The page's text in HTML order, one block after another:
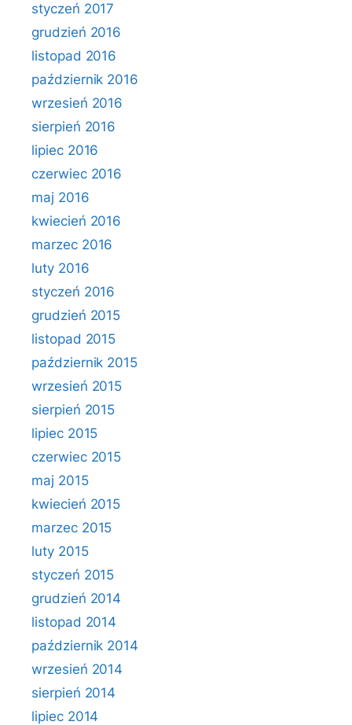
styczeń 2017
grudzień 2016
listopad 2016
październik 2016
wrzesień 2016
sierpień 2016
lipiec 2016
czerwiec 2016
maj 2016
kwiecień 2016
marzec 2016
luty 2016
styczeń 2016
grudzień 2015
listopad 2015
październik 2015
wrzesień 2015
sierpień 2015
lipiec 2015
czerwiec 2015
maj 2015
kwiecień 2015
marzec 2015
luty 2015
styczeń 2015
grudzień 2014
listopad 2014
październik 2014
wrzesień 2014
sierpień 2014
lipiec 2014